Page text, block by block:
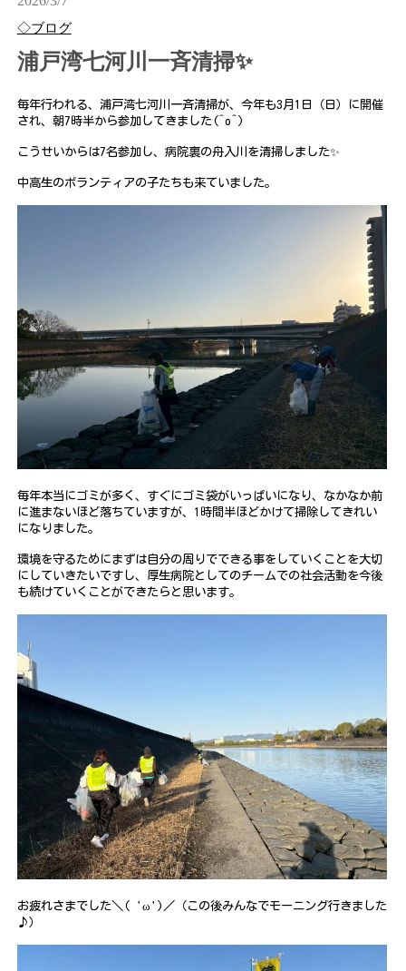
◇ブログ
浦戸湾七河川一斉清掃✨
毎年行われる、浦戸湾七河川一斉清掃が、今年も3月1日（日）に開催
され、朝7時半から参加してきました(^o^)
こうせいからは7名参加し、病院裏の舟入川を清掃しました✨
中高生のボランティアの子たちも来ていました。
毎年本当にゴミが多く、すぐにゴミ袋がいっぱいになり、なかなか前
に進まないほど落ちていますが、1時間半ほどかけて掃除してきれい
になりました。
環境を守るためにまずは自分の周りでできる事をしていくことを大切
にしていきたいですし、厚生病院としてのチームでの社会活動を今後
も続けていくことができたらと思います。
お疲れさまでした＼( 'ω')／（この後みんなでモーニング行きました
♪）